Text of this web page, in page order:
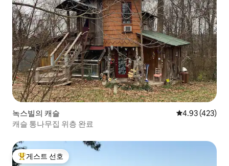
녹스빌의 캐슬 평점 4.93점(5
4.93 (423)
캐슬 통나무집 위층 완료
상위 게스트 선호
게스트 선호